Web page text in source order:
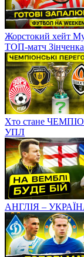
Жорстокий хейт
ТОП-матч
Хто стане
УПЛ
АНГЛІЯ –